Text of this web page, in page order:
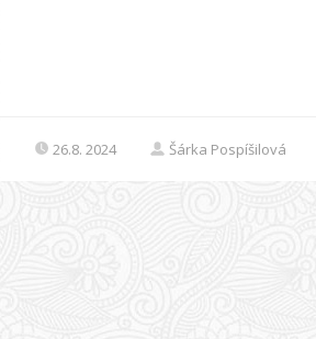
26.8. 2024 Šárka Pospíšilová